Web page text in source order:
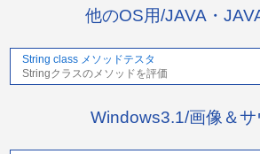
他のOS用/JAVA・
String class メソッドテスタ
Stringクラスのメソッドを評価
Windows3.1/画像＆サ